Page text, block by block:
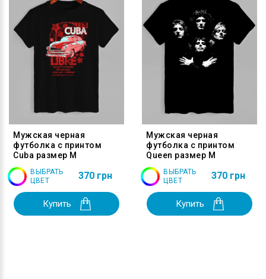
Мужская черная
футболка с принтом
Cuba размер M
ВЫБРАТЬ
ЦВЕТ
370 грн
Купить
Мужская черная
футболка с принтом
Queen размер M
ВЫБРАТЬ
ЦВЕТ
370 грн
Купить